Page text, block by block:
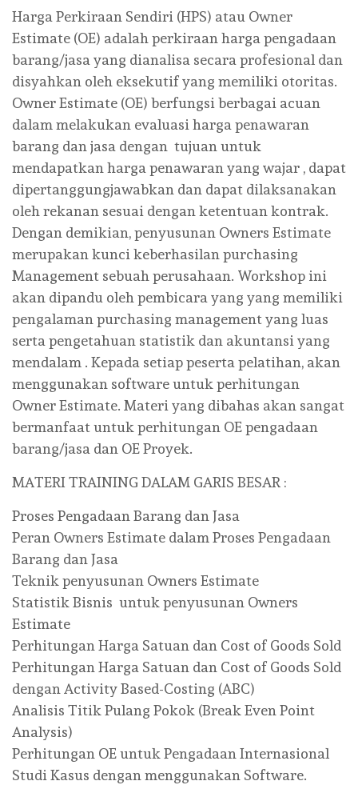
Harga Perkiraan Sendiri (HPS) atau Owner
Estimate (OE) adalah perkiraan harga pengadaan
barang/jasa yang dianalisa secara profesional dan
disyahkan oleh eksekutif yang memiliki otoritas.
Owner Estimate (OE) berfungsi berbagai acuan
dalam melakukan evaluasi harga penawaran
barang dan jasa dengan tujuan untuk
mendapatkan harga penawaran yang wajar , dapat
dipertanggungjawabkan dan dapat dilaksanakan
oleh rekanan sesuai dengan ketentuan kontrak.
Dengan demikian, penyusunan Owners Estimate
merupakan kunci keberhasilan purchasing
Management sebuah perusahaan. Workshop ini
akan dipandu oleh pembicara yang yang memiliki
pengalaman purchasing management yang luas
serta pengetahuan statistik dan akuntansi yang
mendalam . Kepada setiap peserta pelatihan, akan
menggunakan software untuk perhitungan
Owner Estimate. Materi yang dibahas akan sangat
bermanfaat untuk perhitungan OE pengadaan
barang/jasa dan OE Proyek.
MATERI TRAINING DALAM GARIS BESAR :
Proses Pengadaan Barang dan Jasa
Peran Owners Estimate dalam Proses Pengadaan
Barang dan Jasa
Teknik penyusunan Owners Estimate
Statistik Bisnis untuk penyusunan Owners
Estimate
Perhitungan Harga Satuan dan Cost of Goods Sold
Perhitungan Harga Satuan dan Cost of Goods Sold
dengan Activity Based-Costing (ABC)
Analisis Titik Pulang Pokok (Break Even Point
Analysis)
Perhitungan OE untuk Pengadaan Internasional
Studi Kasus dengan menggunakan Software.